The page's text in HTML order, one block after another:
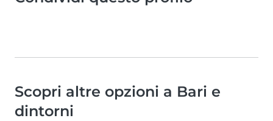
Scopri altre opzioni a Bari e
dintorni